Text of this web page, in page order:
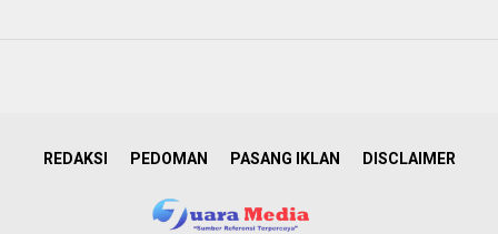
REDAKSI PEDOMAN PASANG IKLAN DISCLAIMER